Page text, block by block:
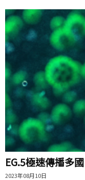
EG.5極速傳播多
2023年08月10日